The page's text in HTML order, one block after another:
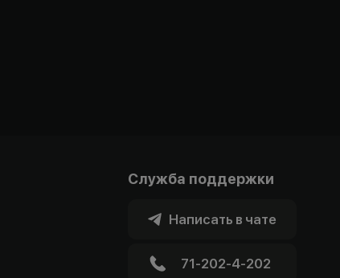
Служба поддержки
Написать в чате
71-202-4-202